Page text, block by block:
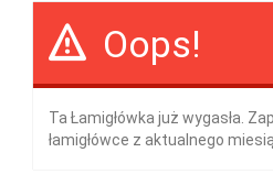
Oops!
Ta Łamigłówka już wygasła.
łamigłówce z aktualnego